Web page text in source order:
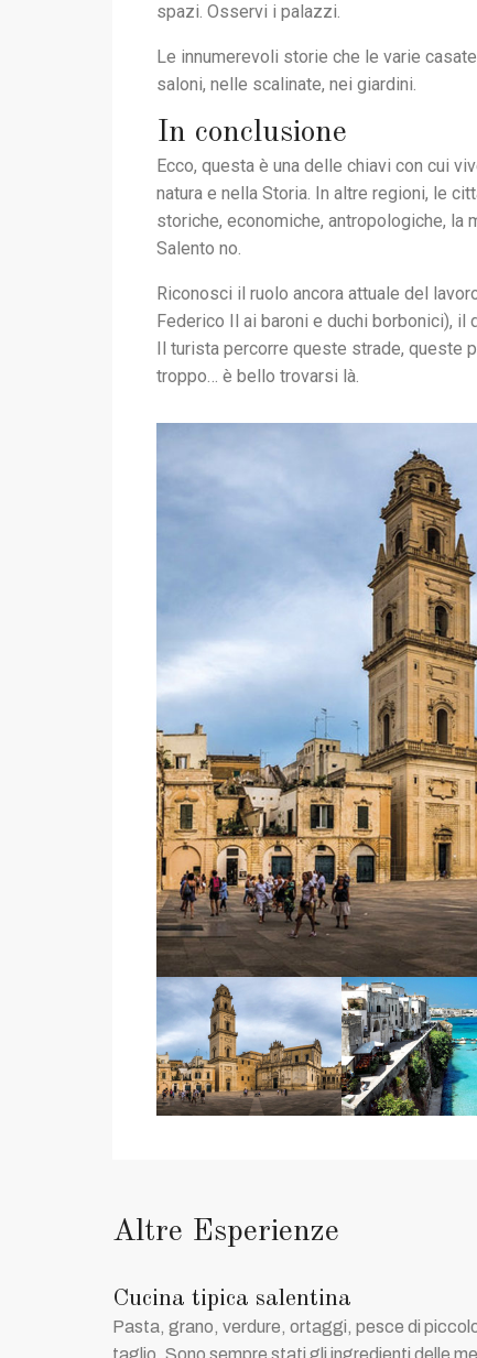
spazi. Osservi i palazzi.
Le innumerevoli storie che le varie
saloni, nelle scalinate, nei giardini.
In conclusione
Ecco, questa è una delle chiavi con cui
natura e nella Storia. In altre regioni, le
storiche, economiche, antropologiche, la
Salento no.
Riconosci il ruolo ancora attuale del
Federico Il ai baroni e duchi borbonici),
Il turista percorre queste strade, queste
troppo… è bello trovarsi là.
Altre Esperienze
Cucina tipica salentina
Pasta, grano, verdure, ortaggi, pesce di
taglio. Sono sempre stati gli ingredienti delle